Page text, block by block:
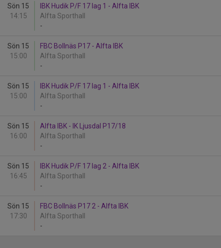
Sön 15
14:15
IBK Hudik P/F 17 lag 1 - Alfta IBK
Alfta Sporthall
-
Sön 15
15:00
FBC Bollnäs P17 - Alfta IBK
Alfta Sporthall
-
Sön 15
15:00
IBK Hudik P/F 17 lag 1 - Alfta IBK
Alfta Sporthall
-
Sön 15
16:00
Alfta IBK - IK Ljusdal P17/18
Alfta Sporthall
-
Sön 15
16:45
IBK Hudik P/F 17 lag 2 - Alfta IBK
Alfta Sporthall
-
Sön 15
17:30
FBC Bollnäs P17 2 - Alfta IBK
Alfta Sporthall
-